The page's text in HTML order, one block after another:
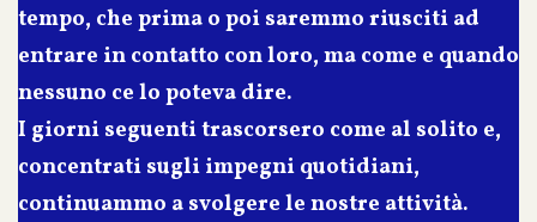
tempo, che prima o poi saremmo riusciti ad
entrare in contatto con loro, ma come e quando
nessuno ce lo poteva dire.
I giorni seguenti trascorsero come al solito e,
concentrati sugli impegni quotidiani,
continuammo a svolgere le nostre attività.